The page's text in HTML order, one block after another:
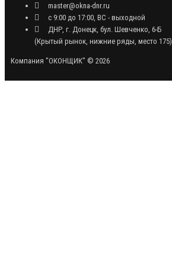
master@okna-dnr.ru
с 9:00 до 17:00, ВС - выходной
ДНР, г. Донецк, бул. Шевченко, 6-Б
(Крытый рынок, нижние ряды, место 175)
Компания "ОКОНЩИК" © 2026